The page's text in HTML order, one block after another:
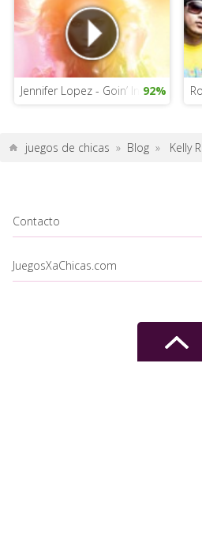
Jennifer Lopez - Goin’ In feat. Flo
92%
juegos de chicas » Blog » Kelly
Contacto
JuegosXaChicas.com